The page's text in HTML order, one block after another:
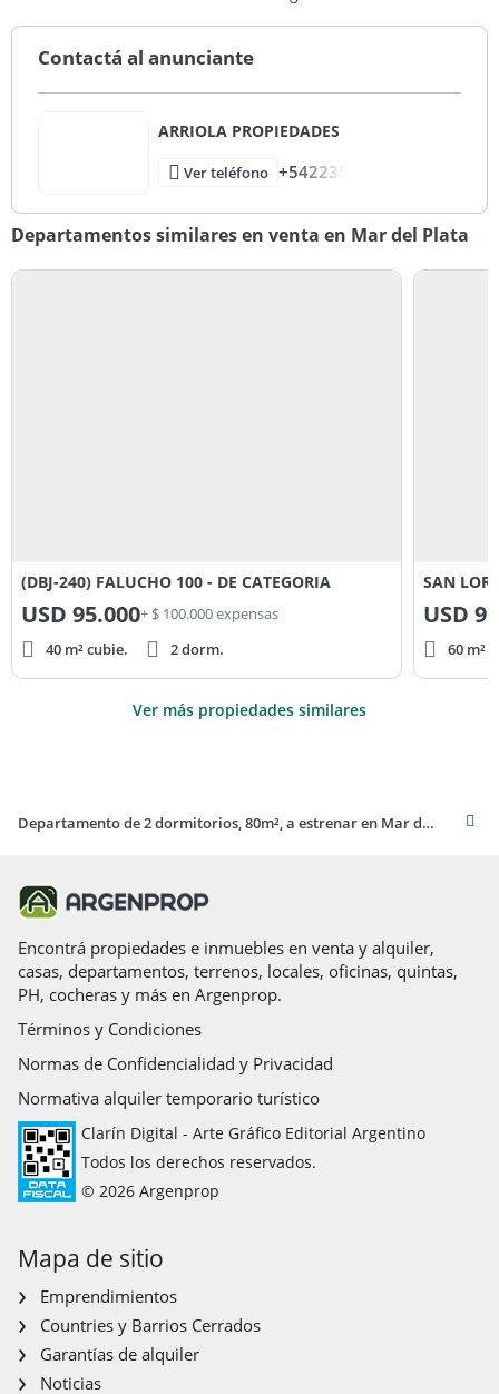
Contactá al anunciante
ARRIOLA PROPIEDADES
Ver teléfono +542235
Departamentos similares en venta en Mar del Plata
(DBJ-240) FALUCHO 100 - DE CATEGORIA
USD 95.000+ $ 100.000 expensas
40 m² cubie.
2 dorm.
SAN
USD
60 m²
Ver más propiedades similares
Departamento de 2 dormitorios, 80m², a estrenar en Mar del Plata
Encontrá propiedades e inmuebles en venta y alquiler,
casas, departamentos, terrenos, locales, oficinas, quintas,
PH, cocheras y más en Argenprop.
Términos y Condiciones
Normas de Confidencialidad y Privacidad
Normativa alquiler temporario turístico
Clarín Digital - Arte Gráfico Editorial Argentino
Todos los derechos reservados.
© 2026 Argenprop
Mapa de sitio
Emprendimientos
Countries y Barrios Cerrados
Garantías de alquiler
Noticias